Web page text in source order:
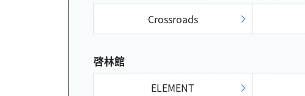
Crossroads
啓林館
ELEMENT